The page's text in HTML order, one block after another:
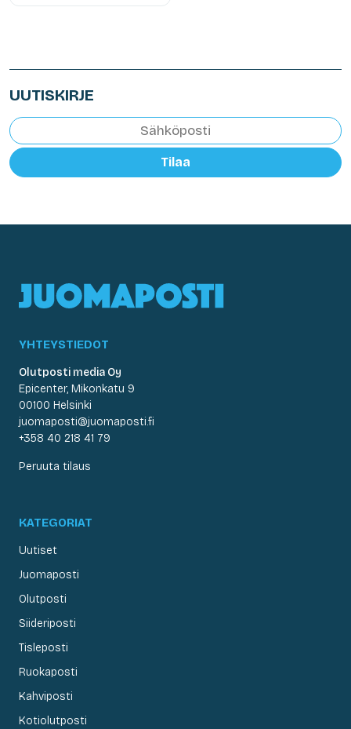
UUTISKIRJE
Tilaa
YHTEYSTIEDOT
Olutposti media Oy
Epicenter, Mikonkatu 9
00100 Helsinki
juomaposti@juomaposti.fi
+358 40 218 41 79
Peruuta tilaus
KATEGORIAT
Uutiset
Juomaposti
Olutposti
Siideriposti
Tisleposti
Ruokaposti
Kahviposti
Kotiolutposti